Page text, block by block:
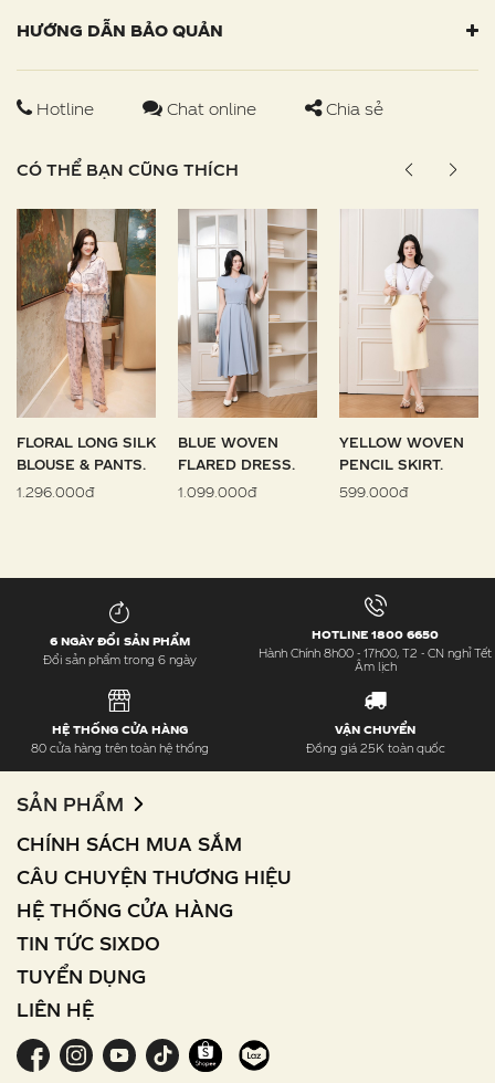
HƯỚNG DẪN BẢO QUẢN
Hotline Chat online Chia sẻ
CÓ THỂ BẠN CŨNG THÍCH
FLORAL LONG SILK
BLOUSE & PANTS.
1.296.000đ
BLUE WOVEN
FLARED DRESS.
1.099.000đ
YELLOW WOVEN
PENCIL SKIRT.
599.000đ
6 NGÀY ĐỔI SẢN PHẨM
Đổi sản phẩm trong 6 ngày
HOTLINE 1800 6650
Hành Chính 8h00 - 17h00, T2 - CN nghỉ Tết
Âm lịch
HỆ THỐNG CỬA HÀNG
80 cửa hàng trên toàn hệ thống
VẬN CHUYỂN
Đồng giá 25K toàn quốc
SẢN PHẨM
CHÍNH SÁCH MUA SẮM
CÂU CHUYỆN THƯƠNG HIỆU
HỆ THỐNG CỬA HÀNG
TIN TỨC SIXDO
TUYỂN DỤNG
LIÊN HỆ